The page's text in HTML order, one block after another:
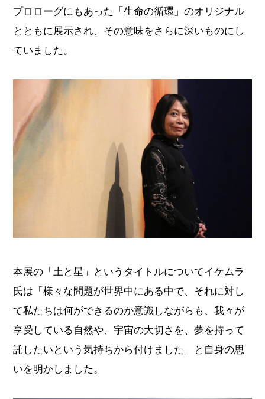
プロローグにもあった「生命の循環」のオリジナル
とともに展示され、その意味をさらに深いものにし
ていました。
本展の「土と星」というタイトルについてイケムラ
氏は「様々な問題が世界中にある中で、それに対し
て私たちは何ができるのか意識しながらも、我々が
享受している自然や、宇宙の大切さを、夢を持って
託したいという気持ちから付けました」と自身の思
いを明かしました。